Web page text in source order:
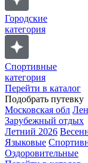
Городские
категория
Спортивные
категория
Перейти в каталог
Подобрать путевку
Московская обл
Зарубежный отдых
Летний 2026
Языковые
Оздоровительные